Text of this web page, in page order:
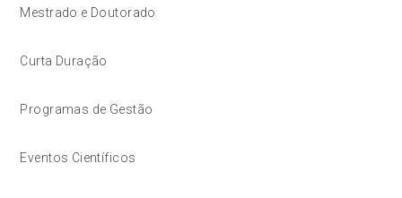
Mestrado e Doutorado
Curta Duração
Programas de Gestão
Eventos Científicos